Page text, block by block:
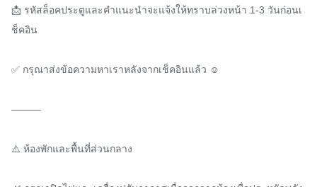
📩 รหัสล็อคประตูและคำแนะนำจะแจ้งให้ทราบล่วงหน้า 1-3 วันก่อนเ
ช็คอิน
✅ กรุณาส่งข้อความหาเราหลังจากเช็คอินแล้ว ☺️
———
⚠️ ห้องพักและพื้นที่ส่วนกลาง